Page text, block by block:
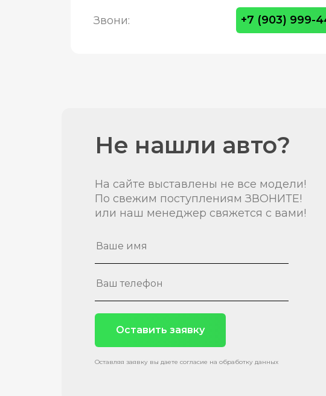
Звони: +7 (903) 999-
Не нашли авто?
На сайте выставлены не все модели!
По свежим поступлениям ЗВОНИТЕ!
или наш менеджер свяжется с вами!
Оставить заявку
Оставляя заявку вы даете согласие на обработку данных